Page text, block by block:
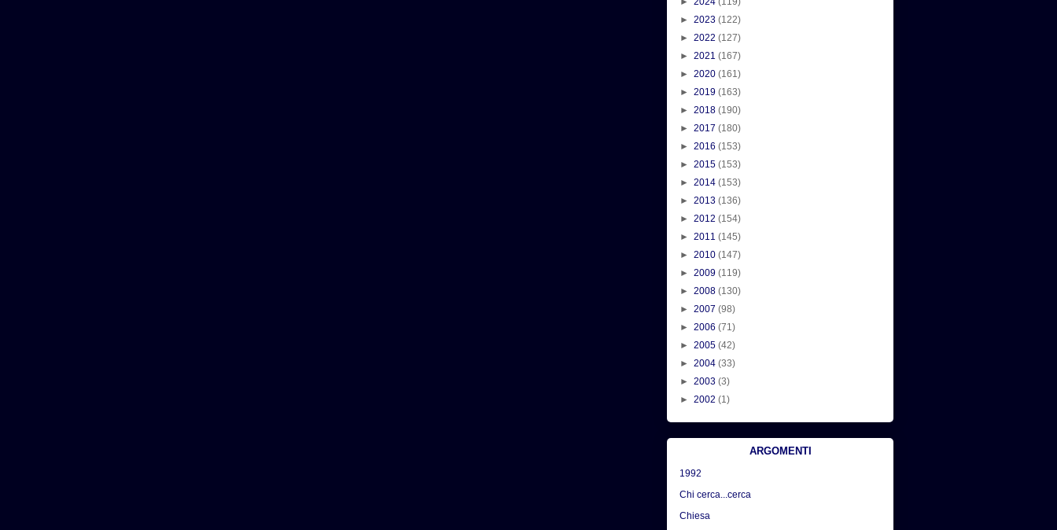
► 2023 (122)
► 2022 (127)
► 2021 (167)
► 2020 (161)
► 2019 (163)
► 2018 (190)
► 2017 (180)
► 2016 (153)
► 2015 (153)
► 2014 (153)
► 2013 (136)
► 2012 (154)
► 2011 (145)
► 2010 (147)
► 2009 (119)
► 2008 (130)
► 2007 (98)
► 2006 (71)
► 2005 (42)
► 2004 (33)
► 2003 (3)
► 2002 (1)
ARGOMENTI
1992
Chi cerca...cerca
Chiesa